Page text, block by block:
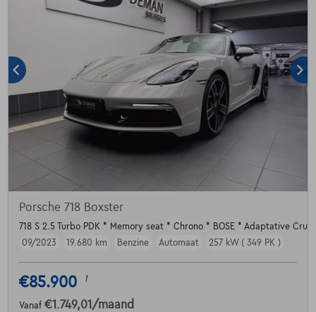
Porsche 718 Boxster
718 S 2.5 Turbo PDK * Memory seat * Chrono * BOSE * Adaptative
09/2023
19.680 km Benzine Automaat 257 kW ( 349 PK )
€85.900 1
Vanaf €1.749,01 /maand